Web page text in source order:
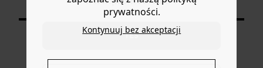
YES
Wyświetlane produkty: 6/6
prywatności.
Kontynuuj bez akceptacji